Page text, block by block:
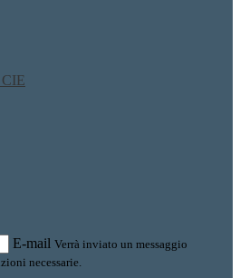
CIE
E-mail Verrà inviato un messaggio
necessarie.